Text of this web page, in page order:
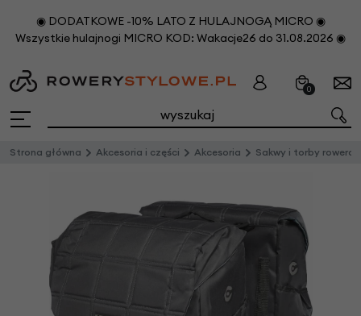
◉ DODATKOWE -10% LATO Z HULAJNOGĄ MICRO ◉
Wszystkie hulajnogi MICRO KOD: Wakacje26 do 31.08.2026 ◉
0
Strona główna Akcesoria i części Akcesoria Sakwy i torby